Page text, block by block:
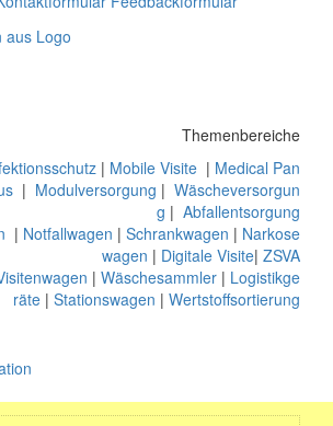
Themenbereiche
| Mobile Visite | Medical Pan
| Modulversorgung | Wäscheversorgun
g | Abfallentsorgung
| Notfallwagen | Schrankwagen | Narkose
wagen | Digitale Visite| ZSVA
| Wäschesammler | Logistikge
räte | Stationswagen | Wertstoffsortierung